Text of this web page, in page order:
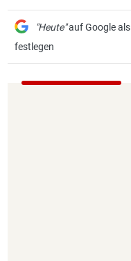
"Heute"auf Google als
festlegen